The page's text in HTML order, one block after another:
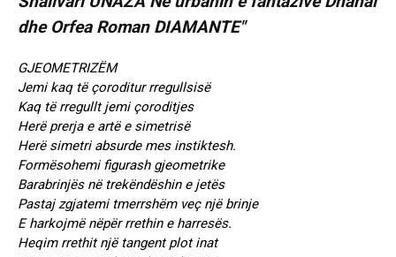
GJEOMETRIZËM
Jemi kaq të çoroditur rregullsisë
Kaq të rregullt jemi çoroditjes
Herë prerja e artë e simetrisë
Herë simetri absurde mes instiktesh.
Formësohemi figurash gjeometrike
Barabrinjës në trekëndëshin e jetës
Pastaj zgjatemi tmerrshëm veç një brinje
E harkojmë nëpër rrethin e harresës.
Heqim rrethit një tangent plot inat